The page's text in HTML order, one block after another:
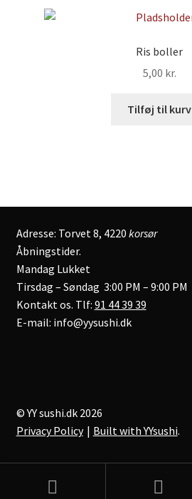
Ris boller
5,00 kr.
Tilføj til kurv
Adresse: Torvet 8, 4220 korsør
Åbningstider.
Mandag Lukket
Tirsdag – Søndag 3:00 PM – 9:00 PM
Kontakt os. Tlf: 91 44 39 39
E-mail: info@yysushi.dk
© YY sushi.dk 2026
Privacy Policy
Built with YYsushi.